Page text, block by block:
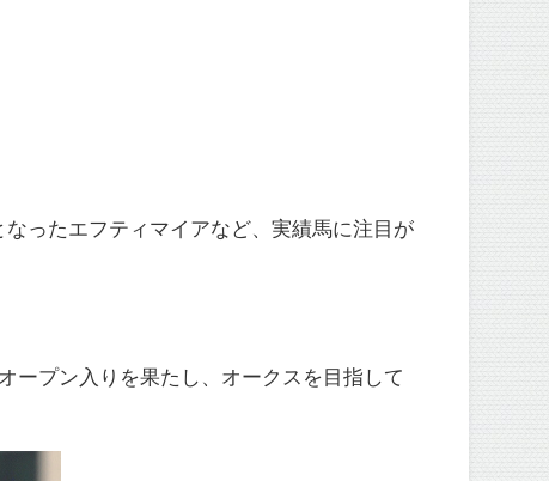
ったエフティマイアなど、実績馬に注目が
ープン入りを果たし、オークスを目指して